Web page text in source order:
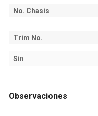
No. Chasis
Trim No.
Sin
Observaciones